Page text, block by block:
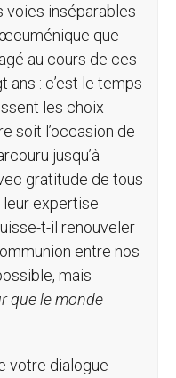
voies inséparables
que
au cours de ces
ans : c’est le temps
les choix
soit l’occasion de
jusqu’à
gratitude de tous
expertise
t-il renouveler
entre nos
mais
que le monde
votre dialogue